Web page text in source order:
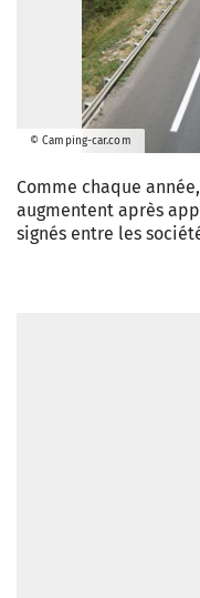
© Camping-car.com
Comme chaque
augmentent après
signés entre les